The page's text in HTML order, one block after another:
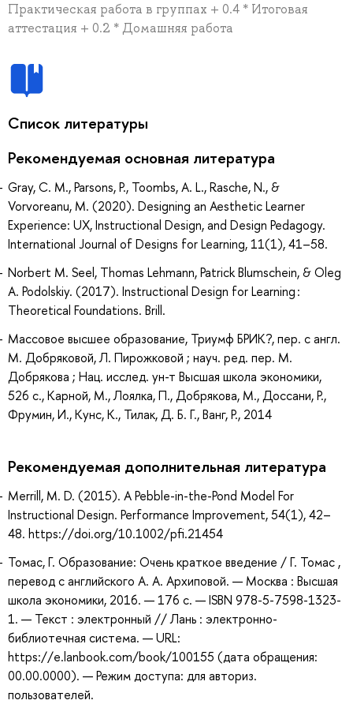
Практическая работа в группах + 0.4 * Итоговая
аттестация + 0.2 * Домашняя работа
Список литературы
Рекомендуемая основная литература
Gray, C. M., Parsons, P., Toombs, A. L., Rasche, N., &
Vorvoreanu, M. (2020). Designing an Aesthetic Learner
Experience: UX, Instructional Design, and Design Pedagogy.
International Journal of Designs for Learning, 11(1), 41–58.
Norbert M. Seel, Thomas Lehmann, Patrick Blumschein, & Oleg
A. Podolskiy. (2017). Instructional Design for Learning :
Theoretical Foundations. Brill.
Массовое высшее образование, Триумф БРИК?, пер. с англ.
М. Добряковой, Л. Пирожковой ; науч. ред. пер. М.
Добрякова ; Нац. исслед. ун-т Высшая школа экономики,
526 с., Карной, М., Лоялка, П., Добрякова, М., Доссани, Р.,
Фрумин, И., Кунс, К., Тилак, Д. Б. Г., Ванг, Р., 2014
Рекомендуемая дополнительная литература
Merrill, M. D. (2015). A Pebble-in-the-Pond Model For
Instructional Design. Performance Improvement, 54(1), 42–
48. https://doi.org/10.1002/pfi.21454
Томас, Г. Образование: Очень краткое введение / Г. Томас ,
перевод с английского А. А. Архиповой. — Москва : Высшая
школа экономики, 2016. — 176 с. — ISBN 978-5-7598-1323-
1. — Текст : электронный // Лань : электронно-
библиотечная система. — URL:
https://e.lanbook.com/book/100155 (дата обращения:
00.00.0000). — Режим доступа: для авториз.
пользователей.